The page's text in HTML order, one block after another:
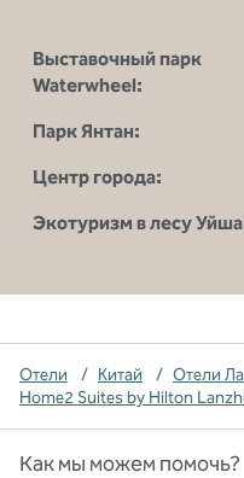
Выставочный парк
Waterwheel:
Парк Янтан:
Центр города:
Экотуризм в лесу
Отели / Китай / Отели
Home2 Suites by Hilton
Как мы можем помочь?